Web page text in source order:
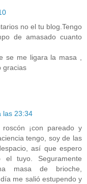
no el tu blog.Tengo
de amasado cuanto
se me ligara la masa ,
gracias
las 23:34
¡con pareado y
tengo, soy de las
así que espero
tuyo. Seguramente
masa de brioche,
me salió estupendo y